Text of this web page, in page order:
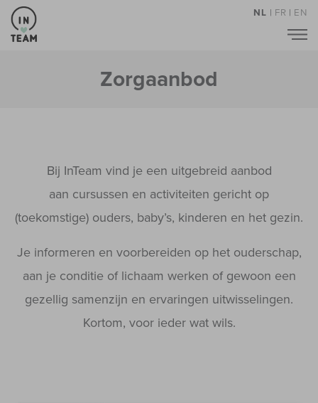
NL | FR | EN
Zorgaanbod
Bij InTeam vind je een uitgebreid aanbod
aan cursussen en activiteiten gericht op
(toekomstige) ouders, baby’s, kinderen en het gezin.
Je informeren en voorbereiden op het ouderschap,
aan je conditie of lichaam werken of gewoon een
gezellig samenzijn en ervaringen uitwisselingen.
Kortom, voor ieder wat wils.